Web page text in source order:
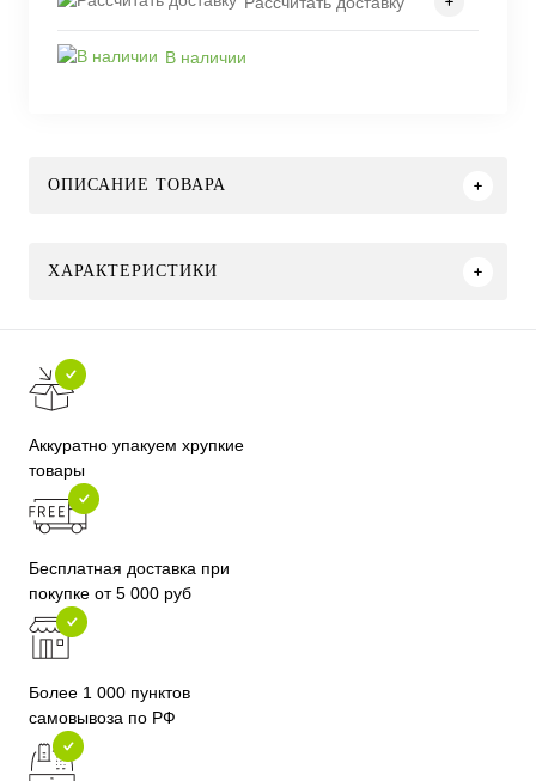
В наличии
ОПИСАНИЕ ТОВАРА
ХАРАКТЕРИСТИКИ
Аккуратно упакуем хрупкие
товары
Бесплатная доставка при
покупке от 5 000 руб
Более 1 000 пунктов
самовывоза по РФ